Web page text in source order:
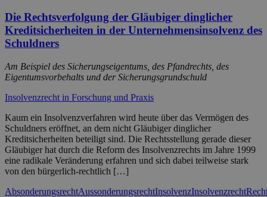
Die Rechtsverfolgung der Gläubiger dinglicher
Kreditsicherheiten in der Unternehmensinsolvenz des
Schuldners
Am Beispiel des Sicherungseigentums, des Pfandrechts, des
Eigentumsvorbehalts und der Sicherungsgrundschuld
Insolvenzrecht in Forschung und Praxis
Kaum ein Insolvenzverfahren wird heute über das Vermögen des
Schuldners eröffnet, an dem nicht Gläubiger dinglicher
Kreditsicherheiten beteiligt sind. Die Rechtsstellung gerade dieser
Gläubiger hat durch die Reform des Insolvenzrechts im Jahre 1999
eine radikale Veränderung erfahren und sich dabei teilweise stark
von den bürgerlich-rechtlich […]
AbsonderungsrechtAussonderungsrechtInsolvenzInsolvenzrecht